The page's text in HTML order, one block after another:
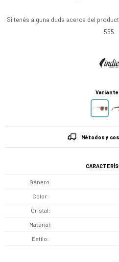
Si tenés alguna duda acerca del
555.
Métodos y
Género
Color
Cristal
Material
Estilo